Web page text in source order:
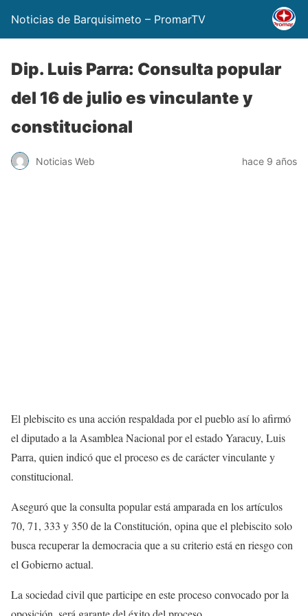
Noticias de Barquisimeto – PromarTV
Dip. Luis Parra: Consulta popular
del 16 de julio es vinculante y
constitucional
Noticias Web hace 9 años
El plebiscito es una acción respaldada por el pueblo así lo afirmó
el diputado a la Asamblea Nacional por el estado Yaracuy, Luis
Parra, quien indicó que el proceso es de carácter vinculante y
constitucional.
Aseguró que la consulta popular está amparada en los artículos
70, 71, 333 y 350 de la Constitución, opina que el plebiscito solo
busca recuperar la democracia que a su criterio está en riesgo con
el Gobierno actual.
La sociedad civil que participe en este proceso convocado por la